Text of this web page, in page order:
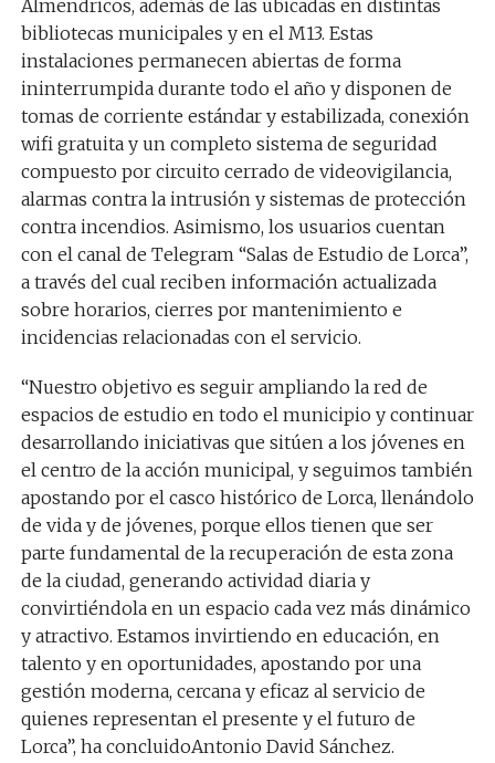
Almendricos, además de las ubicadas en distintas
bibliotecas municipales y en el M13. Estas
instalaciones permanecen abiertas de forma
ininterrumpida durante todo el año y disponen de
tomas de corriente estándar y estabilizada, conexión
wifi gratuita y un completo sistema de seguridad
compuesto por circuito cerrado de videovigilancia,
alarmas contra la intrusión y sistemas de protección
contra incendios. Asimismo, los usuarios cuentan
con el canal de Telegram “Salas de Estudio de Lorca”,
a través del cual reciben información actualizada
sobre horarios, cierres por mantenimiento e
incidencias relacionadas con el servicio.
“Nuestro objetivo es seguir ampliando la red de
espacios de estudio en todo el municipio y continuar
desarrollando iniciativas que sitúen a los jóvenes en
el centro de la acción municipal, y seguimos también
apostando por el casco histórico de Lorca, llenándolo
de vida y de jóvenes, porque ellos tienen que ser
parte fundamental de la recuperación de esta zona
de la ciudad, generando actividad diaria y
convirtiéndola en un espacio cada vez más dinámico
y atractivo. Estamos invirtiendo en educación, en
talento y en oportunidades, apostando por una
gestión moderna, cercana y eficaz al servicio de
quienes representan el presente y el futuro de
Lorca”, ha concluidoAntonio David Sánchez.